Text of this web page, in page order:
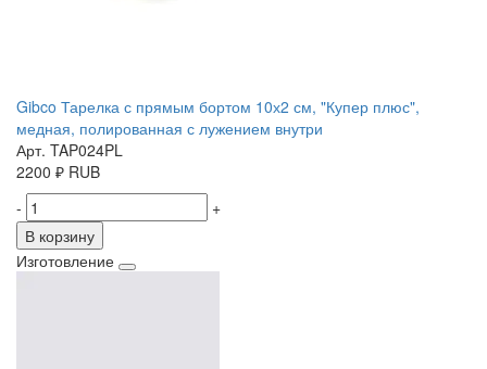
Gibco Тарелка с прямым бортом 10х2 см, "Купер плюс",
медная, полированная с лужением внутри
Арт. TAP024PL
2200 ₽ RUB
-
+
В корзину
Изготовление